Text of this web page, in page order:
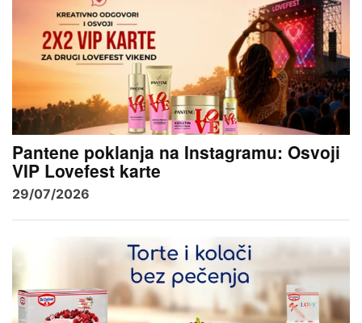
Pantene poklanja na Instagramu: Osvoji
VIP Lovefest karte
29/07/2026